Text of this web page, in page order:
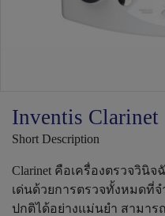
Inventis Clarinet
Short Description
Clarinet คือเครื่องตรวจวินิ
เด่นด้วยการตรวจทั้งหมดที่
ปกติได้อย่างแม่นยำ สามา